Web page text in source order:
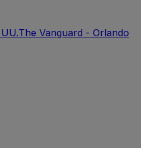
The Vanguard - Orlando